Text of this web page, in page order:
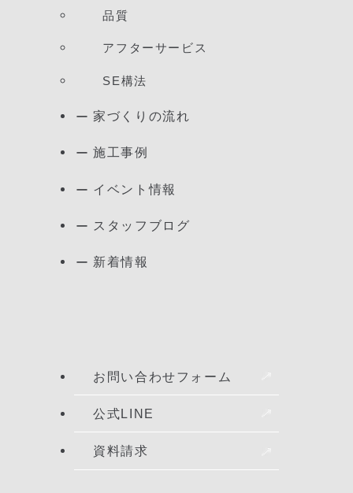
品質
アフターサービス
SE構法
家づくりの流れ
施工事例
イベント情報
スタッフブログ
新着情報
お問い合わせフォーム
公式LINE
資料請求